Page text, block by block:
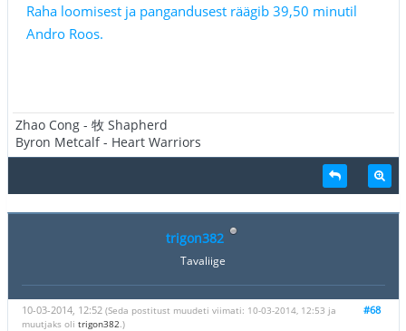
Raha loomisest ja pangandusest räägib 39,50 minutil
Andro Roos.
Zhao Cong - 牧 Shapherd
Byron Metcalf - Heart Warriors
trigon382
Tavaliige
#68
10-03-2014, 12:52 (Seda postitust muudeti viimati: 10-03-2014, 12:53 ja
muutjaks oli trigon382 .)